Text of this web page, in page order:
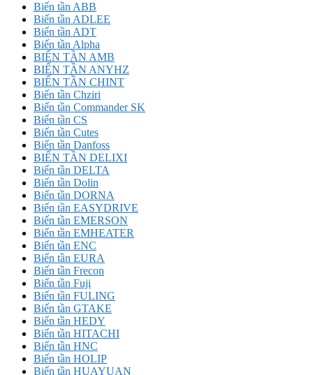
Biến tần ABB
Biến tần ADLEE
Biến tần ADT
Biến tần Alpha
BIẾN TẦN AMB
BIẾN TẦN ANYHZ
BIẾN TẦN CHINT
Biến tần Chziri
Biến tần Commander SK
Biến tần CS
Biến tần Cutes
Biến tần Danfoss
BIẾN TẦN DELIXI
Biến tần DELTA
Biến tần Dolin
Biến tần DORNA
Biến tần EASYDRIVE
Biến tần EMERSON
Biến tần EMHEATER
Biến tần ENC
Biến tần EURA
Biến tần Frecon
Biến tần Fuji
Biến tần FULING
Biến tần GTAKE
Biến tần HEDY
Biến tần HITACHI
Biến tần HNC
Biến tần HOLIP
Biến tần HUAYUAN